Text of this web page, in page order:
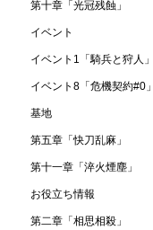
第十章「光冠残蝕」
イベント
イベント1「騎兵と狩人」
イベント8「危機契約#0」
基地
第五章「快刀乱麻」
第十一章「淬火煙塵」
お役立ち情報
第二章「相思相殺」